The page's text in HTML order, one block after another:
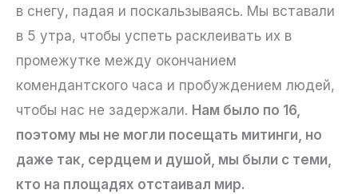
в снегу, падая и поскальзываясь. Мы вставали
в 5 утра, чтобы успеть расклеивать их в
промежутке между окончанием
комендантского часа и пробуждением людей,
чтобы нас не задержали. Нам было по 16,
поэтому мы не могли посещать митинги, но
даже так, сердцем и душой, мы были с теми,
кто на площадях отстаивал мир.